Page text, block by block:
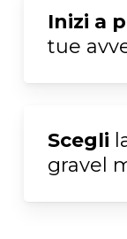
Scegli
gravel
Inizi a
tue